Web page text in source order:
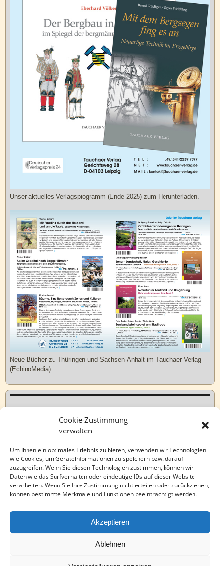
Cookie-Zustimmung
verwalten
Um Ihnen ein optimales Erlebnis zu bieten, verwenden wir Technologien
wie Cookies, um Geräteinformationen zu speichern bzw. darauf
zuzugreifen. Wenn Sie diesen Technologien zustimmen, können wir
Daten wie das Surfverhalten oder eindeutige IDs auf dieser Website
verarbeiten. Wenn Sie Ihre Zustimmung nicht erteilen oder zurückziehen,
können bestimmte Merkmale und Funktionen beeinträchtigt werden.
Akzeptieren
Ablehnen
Unser aktuelles Verlagsprogramm (Ende 2025) zum Herunterladen.
Neue Bücher zu Thüringen und Sachsen-Anhalt im Tauchaer Verlag
(EchinoMedia).
Varia